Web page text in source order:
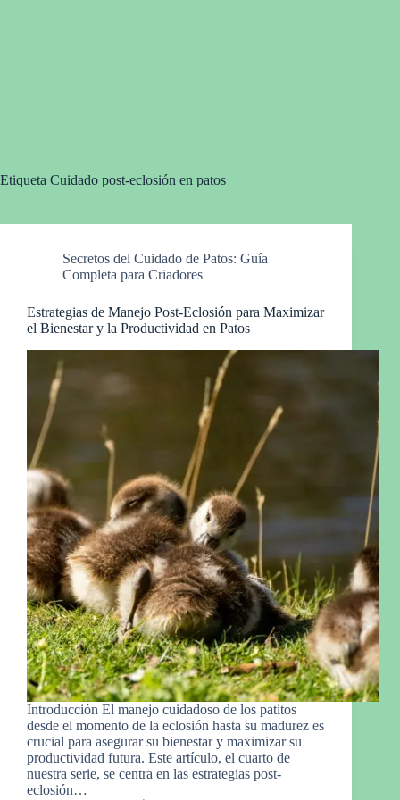
Etiqueta Cuidado post-eclosión en patos
Secretos del Cuidado de Patos: Guía
Completa para Criadores
Estrategias de Manejo Post-Eclosión para Maximizar
el Bienestar y la Productividad en Patos
Introducción El manejo cuidadoso de los patitos
desde el momento de la eclosión hasta su madurez es
crucial para asegurar su bienestar y maximizar su
productividad futura. Este artículo, el cuarto de
nuestra serie, se centra en las estrategias post-
eclosión…